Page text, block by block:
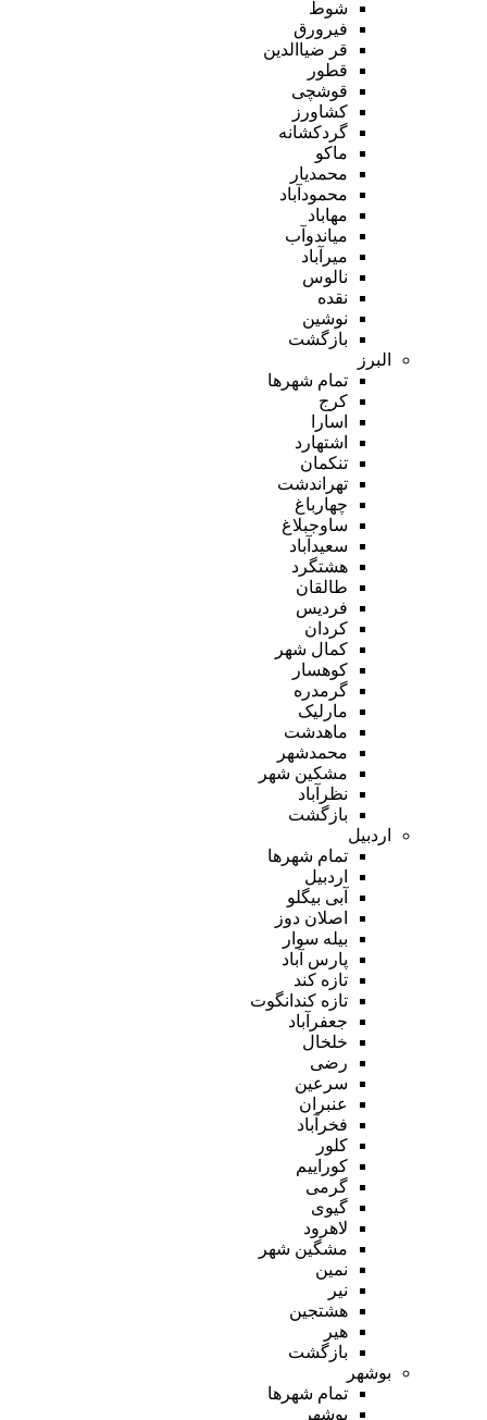
شوط
فیرورق
قر ضیاالدین
قطور
قوشچی
کشاورز
گردکشانه
ماکو
محمدیار
محمودآباد
مهاباد
میاندوآب
میرآباد
نالوس
نقده
نوشین
بازگشت
البرز
تمام شهر‌ها
کرج
اسارا
اشتهارد
تنکمان
تهراندشت
چهارباغ
ساوجبلاغ
سعیدآباد
هشتگرد
طالقان
فردیس
کردان
کمال شهر
کوهسار
گرمدره
مارلیک
ماهدشت
محمدشهر
مشکین شهر
نظرآباد
بازگشت
اردبیل
تمام شهر‌ها
اردبیل
آبی بیگلو
اصلان دوز
بیله سوار
پارس آباد
تازه کند
تازه کندانگوت
جعفرآباد
خلخال
رضی
سرعین
عنبران
فخرآباد
کلور
کوراییم
گرمی
گیوی
لاهرود
مشگین شهر
نمین
نیر
هشتجین
هیر
بازگشت
بوشهر
تمام شهر‌ها
بوشهر